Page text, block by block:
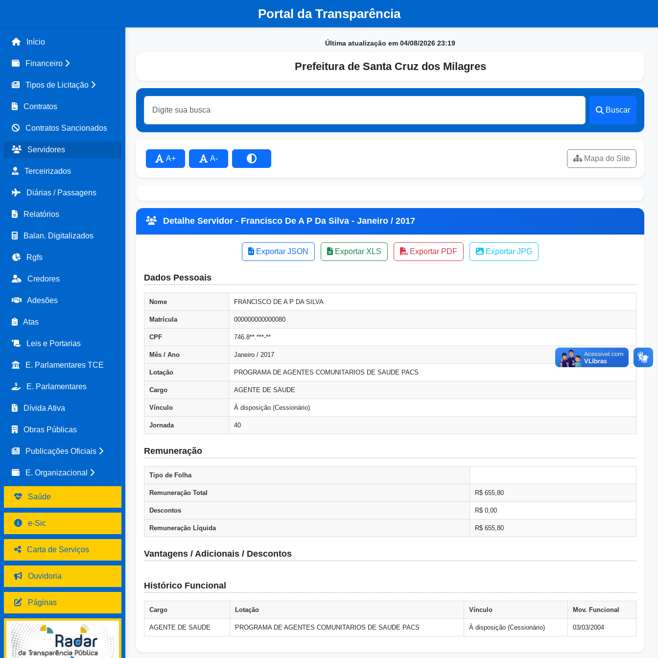
Portal da Transparência
Início
Financeiro
Tipos de Licitação
Contratos
Contratos Sancionados
Servidores
Terceirizados
Diárias / Passagens
Relatórios
Balan. Digitalizados
Rgfs
Credores
Adesões
Atas
Leis e Portarias
E. Parlamentares TCE
E. Parlamentares
Dívida Ativa
Obras Públicas
Publicações Oficiais
E. Organizacional
Saúde
e-Sic
Carta de Serviços
Ouvidoria
Páginas
Última atualização em 04/08/2026 23:19
Prefeitura de Santa Cruz dos Milagres
Buscar
A+ A- Mapa do Site
Detalhe Servidor - Francisco De A P Da Silva - Janeiro / 2017
Exportar JSON Exportar XLS Exportar PDF Exportar JPG
Dados Pessoais
Nome FRANCISCO DE A P DA SILVA
Matrícula 000000000000080
CPF 746.8**.***-**
Mês / Ano Janeiro / 2017
Lotação PROGRAMA DE AGENTES COMUNITARIOS DE SAUDE PACS
Cargo AGENTE DE SAUDE
Vínculo À disposição (Cessionário)
Jornada 40
Remuneração
Tipo de Folha
Remuneração Total R$ 655,80
Descontos R$ 0,00
Remuneração Líquida R$ 655,80
Vantagens / Adicionais / Descontos
Histórico Funcional
Cargo Lotação Vínculo Mov. Funcional
AGENTE DE SAUDE PROGRAMA DE AGENTES COMUNITARIOS DE SAUDE PACS À disposição (Cessionário) 03/03/2004